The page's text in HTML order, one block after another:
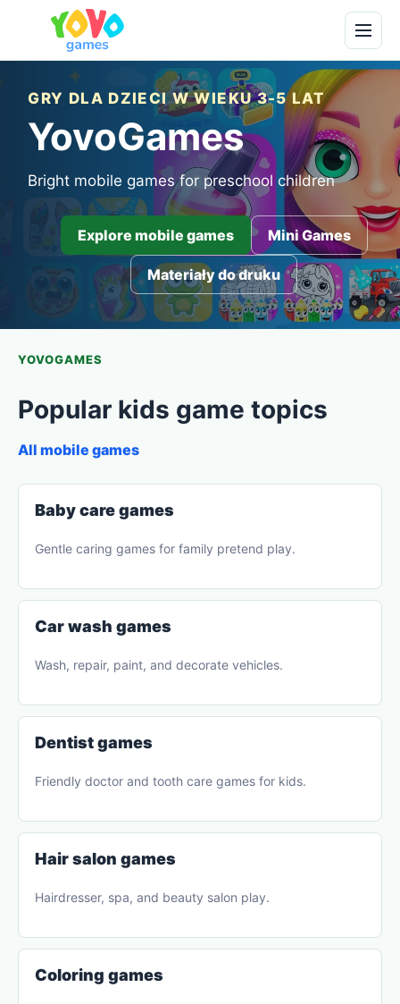
GRY DLA DZIECI W WIEKU 3-5 LAT
YovoGames
Bright mobile games for preschool children
Explore mobile games Mini Games
Materiały do druku
YOVOGAMES
Popular kids game topics
All mobile games
Baby care games
Gentle caring games for family pretend play.
Car wash games
Wash, repair, paint, and decorate vehicles.
Dentist games
Friendly doctor and tooth care games for kids.
Hair salon games
Hairdresser, spa, and beauty salon play.
Coloring games